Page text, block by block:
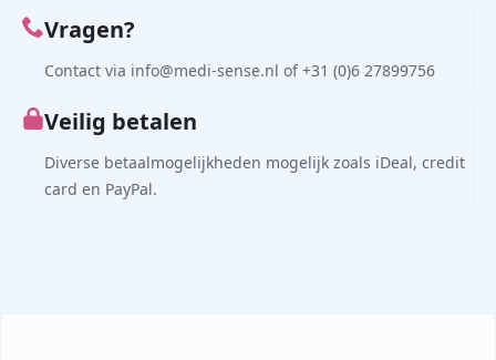
Vragen?
Contact via info@medi-sense.nl of +31 (0)6 27899756
Veilig betalen
Diverse betaalmogelijkheden mogelijk zoals iDeal, credit
card en PayPal.